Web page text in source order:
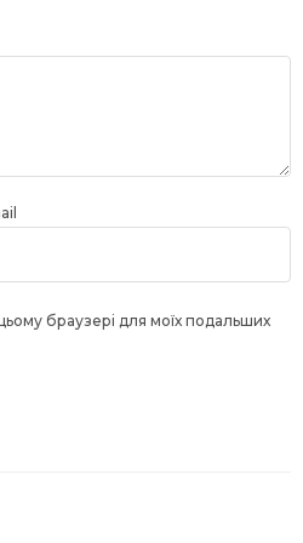
браузері для моїх подальших